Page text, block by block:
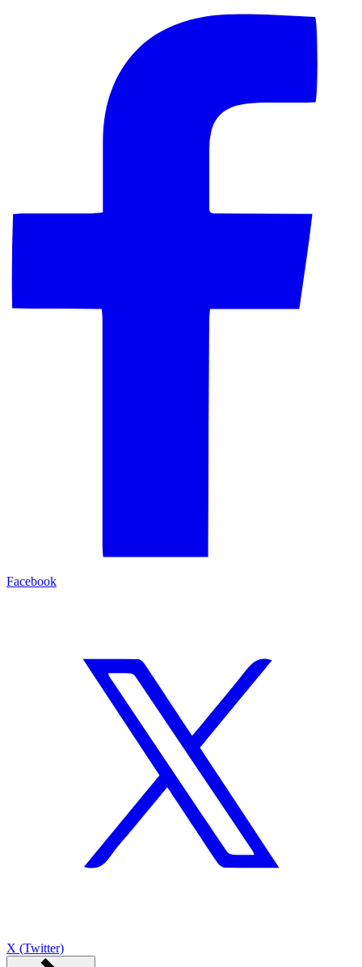
Facebook
X (Twitter)